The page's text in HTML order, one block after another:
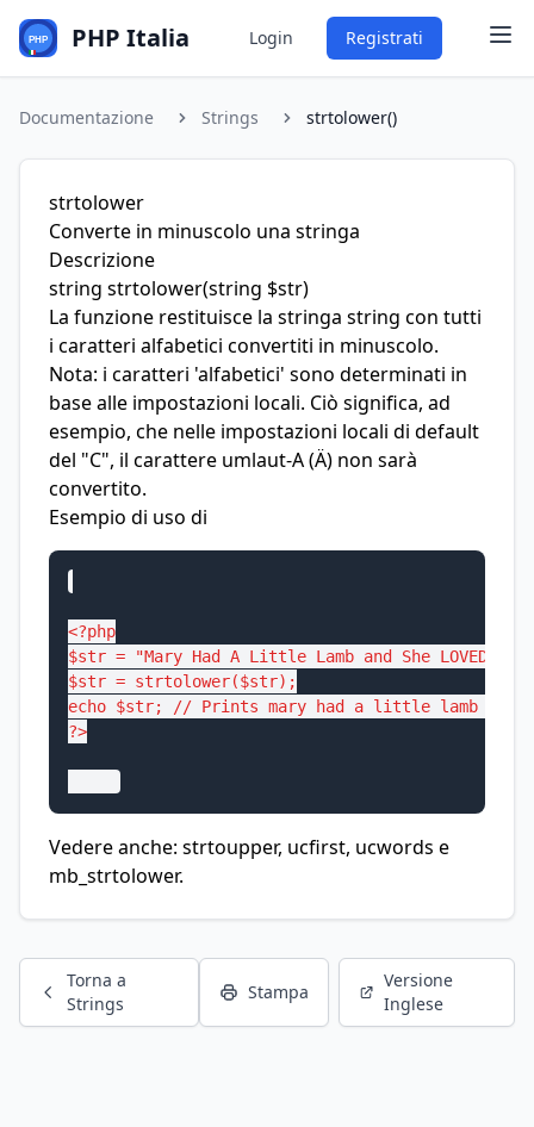
PHP Italia Login Registrati
Documentazione Strings strtolower()
strtolower
Converte in minuscolo una stringa
Descrizione
string strtolower(string $str)
La funzione restituisce la stringa string con tutti
i caratteri alfabetici convertiti in minuscolo.
Nota: i caratteri 'alfabetici' sono determinati in
base alle impostazioni locali. Ciò significa, ad
esempio, che nelle impostazioni locali di default
del "C", il carattere umlaut-A (Ä) non sarà
convertito.
Esempio di uso di
<?php
$str = "Mary Had A Little Lamb and She LOVED It
$str = strtolower($str);
echo $str; // Prints mary had a little lamb and
?>
Vedere anche: strtoupper, ucfirst, ucwords e
mb_strtolower.
Torna a
Strings
Stampa
Versione
Inglese